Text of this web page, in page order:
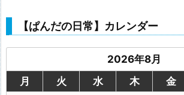
【ぱんだの日常】カレンダー
2026年8月
月
火 水 木 金